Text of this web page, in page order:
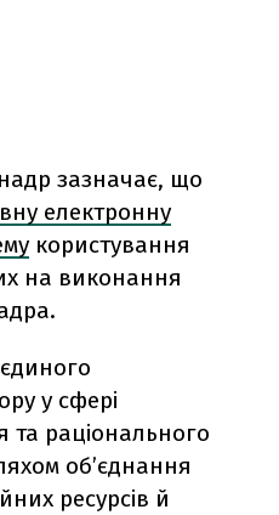
зазначає, що
електронну
користування
на виконання
у сфері
та раціонального
об’єднання
ресурсів й